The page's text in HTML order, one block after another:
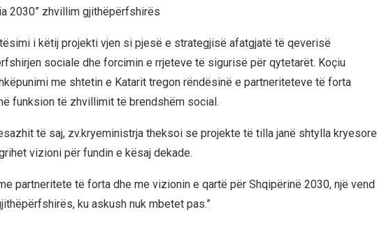
2030” zhvillim gjithëpërfshirës
i këtij projekti vjen si pjesë e strategjisë afatgjatë të qeverisë
sociale dhe forcimin e rrjeteve të sigurisë për qytetarët. Koçiu
me shtetin e Katarit tregon rëndësinë e partneriteteve të forta
funksion të zhvillimit të brendshëm social.
të saj, zv.kryeministrja theksoi se projekte të tilla janë shtylla kryesore
vizioni për fundin e kësaj dekade.
partneritete të forta dhe me vizionin e qartë për Shqipërinë 2030, një vend
ku askush nuk mbetet pas.”